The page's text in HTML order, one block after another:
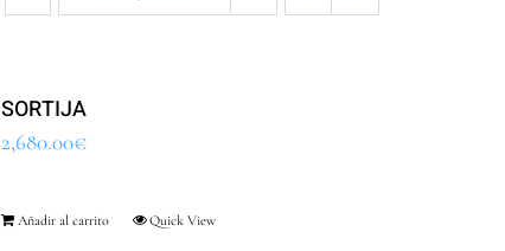
SORTIJA
2,680.00€
Añadir al carrito Quick View